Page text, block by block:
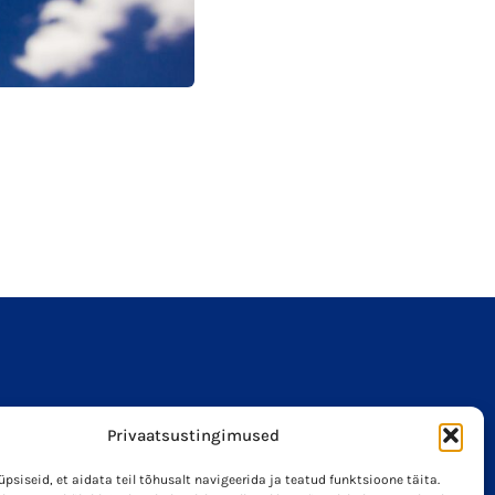
Privaatsustingimused
et aidata teil tõhusalt navigeerida ja teatud funktsioone täita.